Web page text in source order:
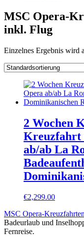
MSC Opera-
inkl. Flug
Einzelnes Ergebnis wird
2 Wochen
Kreuzfahrt
ab/ab La
€2,299.00
MSC Opera-
Badeurlaub und
Fernreise.